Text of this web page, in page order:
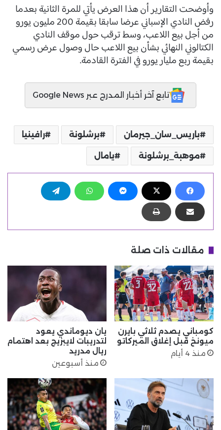
وأوضحت التقارير أن هذا العرض يأتي للمرة الثانية بعدما
رفض النادي الإسباني عرضا سابقا بقيمة 200 مليون يورو
من أجل بيع اللاعب، وسط ترقب حول موقف النادي
الكتالوني النهائي بشأن بيع اللاعب حال وصول عرض رسمي
بقيمة ربع مليار يورو في الفترة القادمة.
تابع آخر أخبار المدرج عبر Google News
باريس_سان_جيرمان برشلونة رافينيا
موهبة_برشلونة يامال
مقالات ذات صلة
كومباني يصدم ثلاثي بايرن
ميونخ قبل إغلاق الميركاتو
منذ 4 أيام
يان ديوماندي يعود
لتدريبات لايبزيج بعد اهتمام
ريال مدريد
منذ أسبوعين